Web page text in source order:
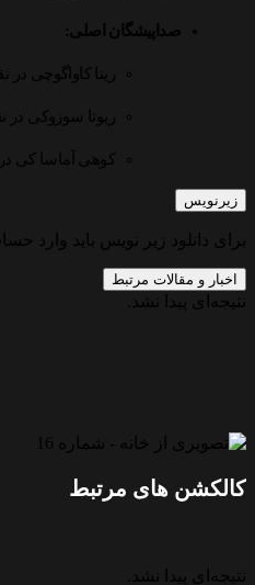
صداپیشگان اصلی:
رینا کاواگوچی در
ریوتا سوزوکی در
کوهی آماسا کی
زیرنویس
دانلود زیر نویس باید وارد
اخبار و مقالات مرتبط
پیدا نشد.
های مرتبط
پیدا نشد.